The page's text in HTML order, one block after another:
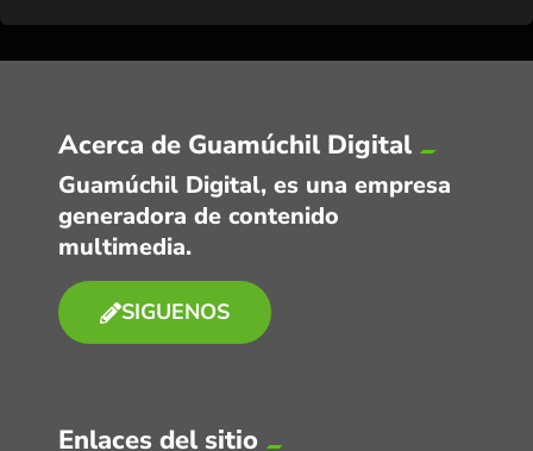
Acerca de Guamúchil Digital
Guamúchil Digital, es una empresa
generadora de contenido
multimedia.
SIGUENOS
Enlaces del sitio